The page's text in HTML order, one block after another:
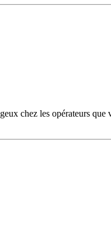
chez les opérateurs